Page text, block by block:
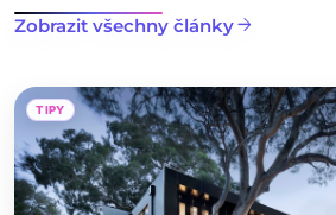
Zobrazit všechny článkyarrow_forward
TIPY